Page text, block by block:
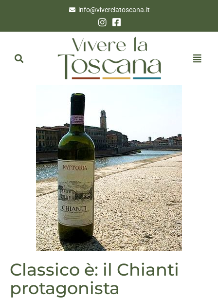
info@viverelatoscana.it
Classico è: il Chianti
protagonista